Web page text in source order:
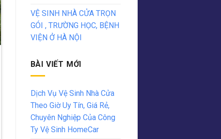
VỆ SINH NHÀ CỬA TRỌN
GÓI , TRƯỜNG HỌC, BỆNH
VIỆN Ở HÀ NỘI
BÀI VIẾT MỚI
Dịch Vụ Vệ Sinh Nhà Cửa
Theo Giờ Uy Tín, Giá Rẻ,
Chuyên Nghiệp Của Công
Ty Vệ Sinh HomeCar